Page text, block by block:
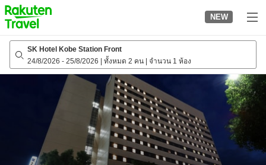
to
top
page
NEW
SK Hotel Kobe Station Front
24/8/2026 - 25/8/2026 ทั้งหมด 2 คน จำนวน 1 ห้อง